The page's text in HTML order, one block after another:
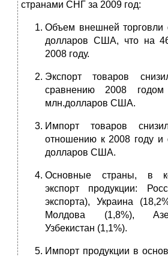
странами СНГ за 2009 год:
Объем внешней торговли
долларов США, что на
2008 году.
Экспорт товаров
сравнению 2008
млн.долларов США.
Импорт товаров
отношению к 2008 году и
долларов США.
Основные страны, в
экспорт продукции:
экспорта), Украина
Молдова (1,8%),
Узбекистан (1,1%).
Импорт продукции в